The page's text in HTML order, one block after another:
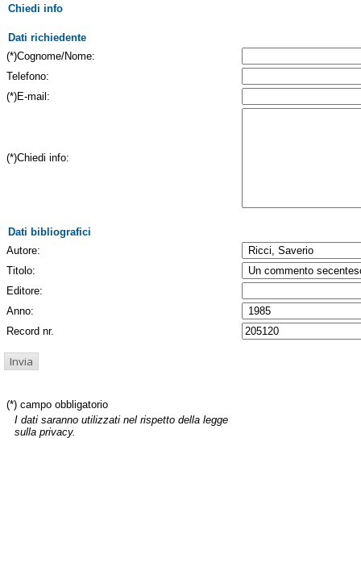
Chiedi info
Dati richiedente
(*)Cognome/Nome:
Telefono:
(*)E-mail:
(*)Chiedi info:
Dati bibliografici
Autore:
Titolo:
Editore:
Anno:
Record nr.
(*) campo obbligatorio
I dati saranno utilizzati nel rispetto della legge
sulla privacy.